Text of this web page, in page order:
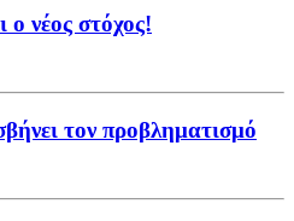
ο νέος στόχος!
τoν προβληματισμό